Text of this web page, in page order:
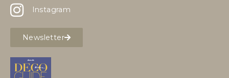
Instagram
Newsletter